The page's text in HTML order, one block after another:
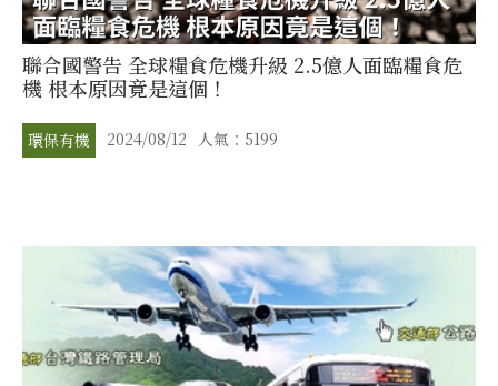
聯合國警告 全球糧食危機升級 2.5億人面臨糧食危
機 根本原因竟是這個！
環保有機 2024/08/12 人氣：5199